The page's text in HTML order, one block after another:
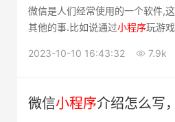
微信是人们经常使用的一个软件,
其他的事.比如说通过小程序玩游
2023-10-10 16:43:32
7.9k
微信小程序介绍怎么写，